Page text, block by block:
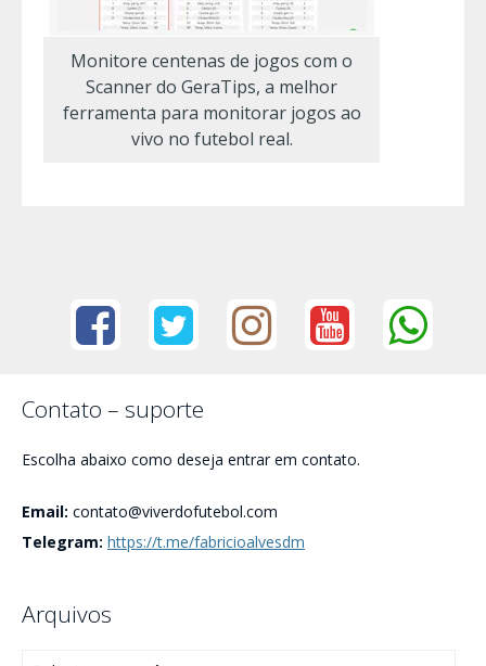
Monitore centenas de jogos com o
Scanner do GeraTips, a melhor
ferramenta para monitorar jogos ao
vivo no futebol real.
Contato – suporte
Escolha abaixo como deseja entrar em contato.
Email: contato@viverdofutebol.com
Telegram: https://t.me/fabricioalvesdm
Arquivos